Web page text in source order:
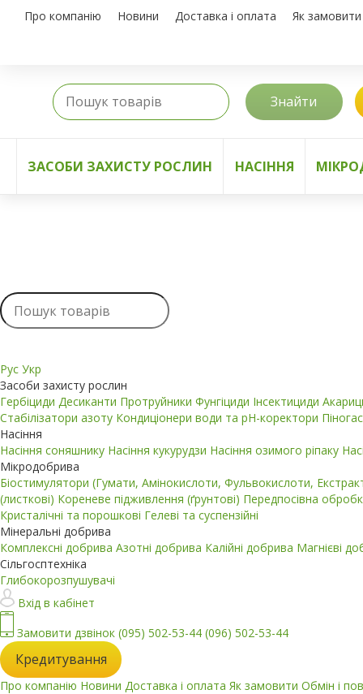
Про компанію Новини Доставка і оплата Як замовити
Знайти
ЗАСОБИ ЗАХИСТУ РОСЛИН НАСІННЯ
Рус Укр
Засоби захисту рослин
Гербіциди Десиканти Протруйники Фунгіциди Інсектициди
Стабілізатори азоту Кондиціонери води та pH-коректори
Насіння
Насіння соняшнику Насіння кукурудзи Насіння озимого ріпаку
Мікродобрива
Біостимулятори (Гумати, Амінокислоти, Фульвокислоти,
(листкові) Кореневе підживлення (ґрунтові) Передпосівна
Кристалічні та порошкові Гелеві та суспензійні
Мінеральні добрива
Комплексні добрива Азотні добрива Калійні добрива Магнієві
Сільгосптехніка
Глибокорозпушувачі
Вхід в кабінет
Замовити дзвінок (095) 502-53-44 (096) 502-53-44
Кредитування
Про компанію Новини Доставка і оплата Як замовити Обмін і